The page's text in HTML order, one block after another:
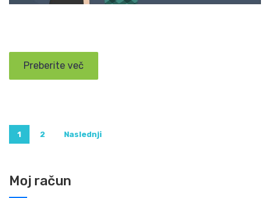
Preberite več
Navigacija
1 2 Naslednji
Moj račun